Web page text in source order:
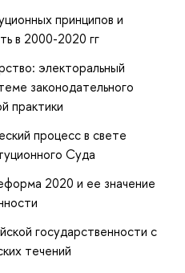
принципов и
в 2000-2020 гг
электоральный
законодательного
практики
процесс в свете
Суда
2020 и ее значение
государственности с
течений